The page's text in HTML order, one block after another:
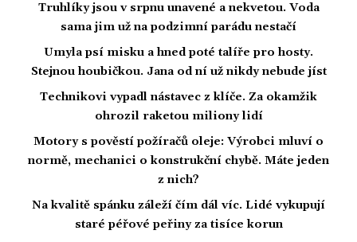
Truhlíky jsou v srpnu unavené a nekvetou. Voda
sama jim už na podzimní parádu nestačí
Umyla psí misku a hned poté talíře pro hosty.
Stejnou houbičkou. Jana od ní už nikdy nebude jíst
Technikovi vypadl nástavec z klíče. Za okamžik
ohrozil raketou miliony lidí
Motory s pověstí požíračů oleje: Výrobci mluví o
normě, mechanici o konstrukční chybě. Máte jeden
z nich?
Na kvalitě spánku záleží čím dál víc. Lidé vykupují
staré péřové peřiny za tisíce korun